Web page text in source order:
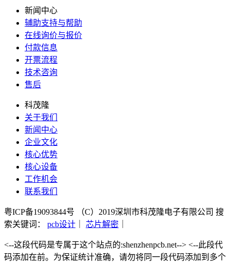
新闻中心
辅助支持与帮助
在线询价与报价
付款信息
开票流程
技术咨询
售后
科茂隆
关于我们
新闻中心
企业文化
核心优势
核心设备
工作机会
联系我们
粤ICP备19093844号 （C）2019深圳市科茂隆电子有限公司 搜
索关键词： pcb设计 芯片解密
<--这段代码是专属于这个站点的:shenzhenpcb.net--> <--此段代
码添加在前。为保证统计准确，请勿将同一段代码添加到多个